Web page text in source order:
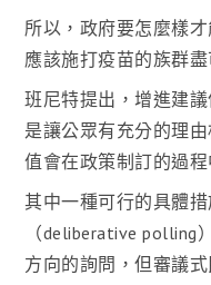
所以，政府要怎麼樣
應該施打疫苗的族群
班尼特提出，增進建
是讓公眾有充分的理
值會在政策制訂的過
其中一種可行的具體措
（deliberative polling
方向的詢問，但審議